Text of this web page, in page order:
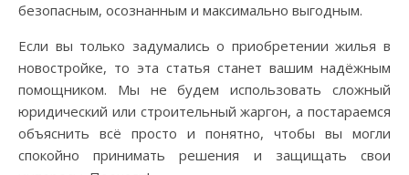
безопасным, осознанным и максимально выгодным.
Если вы только задумались о приобретении жилья в
новостройке, то эта статья станет вашим надёжным
помощником. Мы не будем использовать сложный
юридический или строительный жаргон, а постараемся
объяснить всё просто и понятно, чтобы вы могли
спокойно принимать решения и защищать свои